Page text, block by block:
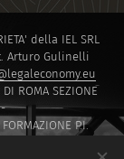
della IEL SRL
Arturo Gulinelli
DI ROMA SEZIONE
P.I.